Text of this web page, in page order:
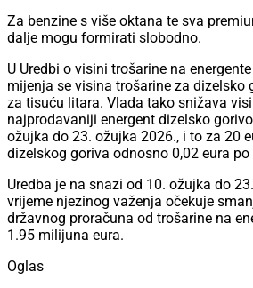
Za benzine s više oktana te sva
dalje mogu formirati slobodno.
U Uredbi o visini trošarine na
mijenja se visina trošarine za dizelsko
za tisuću litara. Vlada tako snižava
najprodavaniji energent dizelsko
ožujka do 23. ožujka 2026., i to za 20
dizelskog goriva odnosno 0,02 eura
Uredba je na snazi od 10. ožujka do
vrijeme njezinog važenja očekuje
državnog proračuna od trošarine na
1.95 milijuna eura.
Oglas